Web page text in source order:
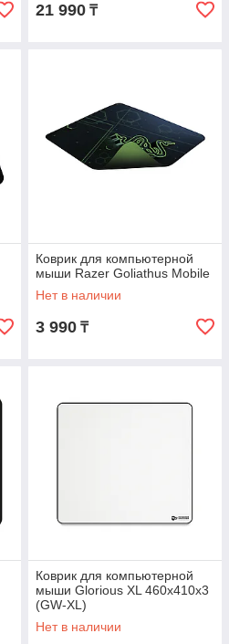
21 990 ₸
Коврик для компьютерной
мыши Razer Goliathus Mobile
Нет в наличии
3 990 ₸
Коврик для компьютерной
мыши Glorious XL 460x410x3
(GW-XL)
Нет в наличии